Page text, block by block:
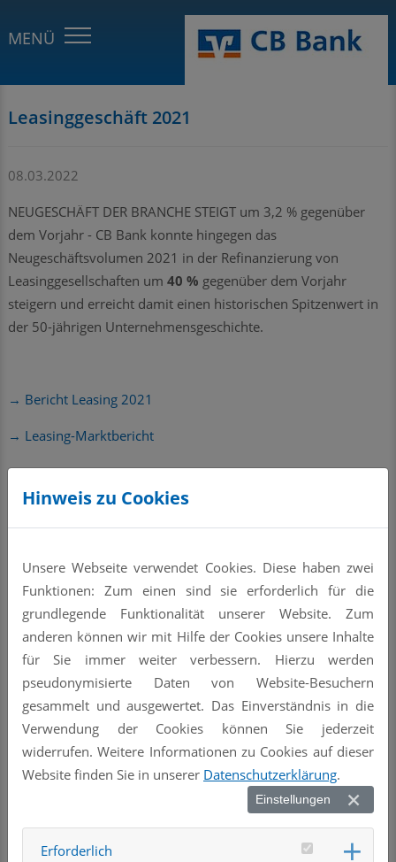
Leasinggeschäft 2021
08.03.2022
NEUGESCHÄFT DER BRANCHE STEIGT um 3,2 % gegenüber
dem Vorjahr - CB Bank konnte hingegen das
Neugeschäftsvolumen 2021 in der Refinanzierung von
Leasinggesellschaften um 40 % gegenüber dem Vorjahr
steigern und erreicht damit einen historischen Spitzenwert in
der 50-jährigen Unternehmensgeschichte.
→ Bericht Leasing 2021
→ Leasing-Marktbericht
Pressemitteilung vom 02.03.2022
Bundesverband Deutscher Leasing-Unternehmen e.V.
Markgrafenstraße 19
10969 Berlin
Tel. 030-206337-0
E-Mail: bdl(at)leasingverband.de
« zur Übersicht
Hinweis zu Cookies
Unsere Webseite verwendet Cookies. Diese haben zwei
Funktionen: Zum einen sind sie erforderlich für die
grundlegende Funktionalität unserer Website. Zum
anderen können wir mit Hilfe der Cookies unsere Inhalte
für Sie immer weiter verbessern. Hierzu werden
pseudonymisierte Daten von Website-Besuchern
gesammelt und ausgewertet. Das Einverständnis in die
Verwendung der Cookies können Sie jederzeit
widerrufen. Weitere Informationen zu Cookies auf dieser
Website finden Sie in unserer Datenschutzerklärung.
Einstellungen
Erforderlich